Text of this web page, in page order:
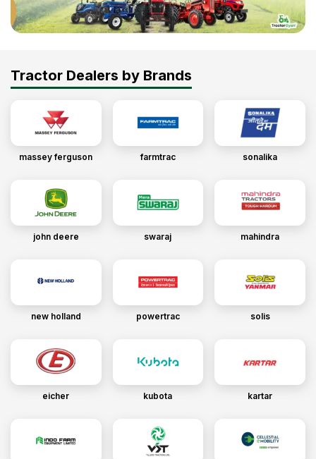
Tractor Dealers by Brands
massey ferguson farmtrac sonalika
john deere swaraj mahindra
new holland powertrac solis
eicher kubota kartar